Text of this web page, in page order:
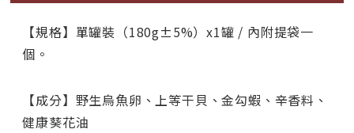
【規格】單罐裝（180g±5%）x1罐 / 內附提袋一
個。
【成分】野生烏魚卵、上等干貝、金勾蝦、辛香料、
健康葵花油